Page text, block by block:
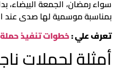
سواء رمضان، الجمعة البيضاء،
بمناسبة موسمية لها صدى عند
تعرف علي :خطوات تنفيذ
أمثلة لحملات